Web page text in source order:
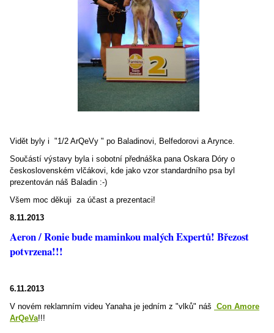
Vidět byly i "1/2 ArQeVy " po Baladinovi, Belfedorovi a Arynce.
Součástí výstavy byla i sobotní přednáška pana Oskara Dóry o
československém vlčákovi, kde jako vzor standardního psa byl
prezentován náš Baladin :-)
Všem moc děkuji za účast a prezentaci!
8.11.2013
Aeron / Ronie bude maminkou malých Expertů! Březost
potvrzena!!!
6.11.2013
V novém reklamním videu Yanaha je jedním z "vlků" náš Con Amore
ArQeVa!!!